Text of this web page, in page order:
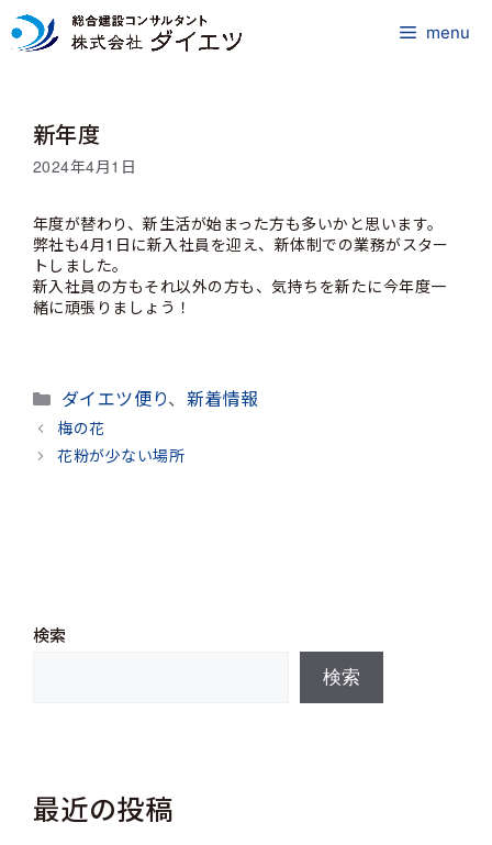
コ
ン
menu
新年度
2024年4月1日
年度が替わり、新生活が始まった方も多いかと思います。
弊社も4月1日に新入社員を迎え、新体制での業務がスター
トしました。
新入社員の方もそれ以外の方も、気持ちを新たに今年度一
緒に頑張りましょう！
カ
テ
ゴ
ダイエツ便り、 新着情報
梅の花
花粉が少ない場所
検索
検索
最近の投稿